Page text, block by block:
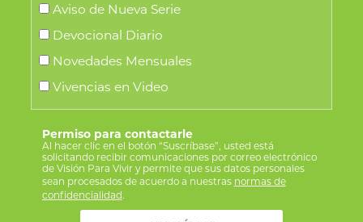
Aviso de Nueva Serie
Devocional Diario
Novedades Mensuales
Vivencias en Video
Permiso para contactarle
Al hacer clic en el botón “Suscríbase”, usted está
solicitando recibir comunicaciones por correo electrónico
de Visión Para Vivir y permite que sus datos personales
sean procesados de acuerdo a nuestras normas de
confidencialidad.